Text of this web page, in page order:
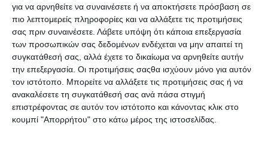
για να αρνηθείτε να συναινέσετε ή να αποκτήσετε πρόσβαση σε
πιο λεπτομερείς πληροφορίες και να αλλάξετε τις προτιμήσεις
σας πριν συναινέσετε. Λάβετε υπόψη ότι κάποια επεξεργασία
των προσωπικών σας δεδομένων ενδέχεται να μην απαιτεί τη
συγκατάθεσή σας, αλλά έχετε το δικαίωμα να αρνηθείτε αυτήν
την επεξεργασία. Οι προτιμήσεις σαςθα ισχύουν μόνο για αυτόν
τον ιστότοπο. Μπορείτε να αλλάξετε τις προτιμήσεις σας ή να
ανακαλέσετε τη συγκατάθεσή σας ανά πάσα στιγμή
επιστρέφοντας σε αυτόν τον ιστότοπο και κάνοντας κλικ στο
κουμπί "Απορρήτου" στο κάτω μέρος της ιστοσελίδας.
7 Απριλίου 2025
QUIZ: 7 Ερωτήσεις για
Προγραμματιστές